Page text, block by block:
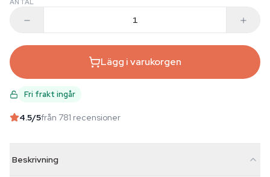
ANTAL
Lägg i varukorgen
Fri frakt ingår
4.5/5från 781 recensioner
Beskrivning